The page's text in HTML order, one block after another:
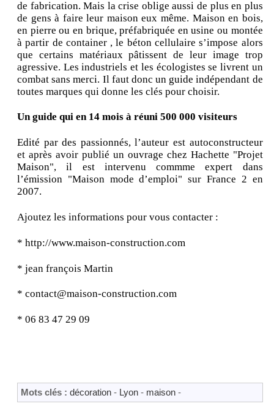
de fabrication. Mais la crise oblige aussi de plus en plus
de gens à faire leur maison eux même. Maison en bois,
en pierre ou en brique, préfabriquée en usine ou montée
à partir de container , le béton cellulaire s’impose alors
que certains matériaux pâtissent de leur image trop
agressive. Les industriels et les écologistes se livrent un
combat sans merci. Il faut donc un guide indépendant de
toutes marques qui donne les clés pour choisir.
Un guide qui en 14 mois à réuni 500 000 visiteurs
Edité par des passionnés, l’auteur est autoconstructeur
et après avoir publié un ouvrage chez Hachette "Projet
Maison", il est intervenu commme expert dans
l’émission "Maison mode d’emploi" sur France 2 en
2007.
Ajoutez les informations pour vous contacter :
* http://www.maison-construction.com
* jean françois Martin
* contact@maison-construction.com
* 06 83 47 29 09
Mots clés : décoration - Lyon - maison -